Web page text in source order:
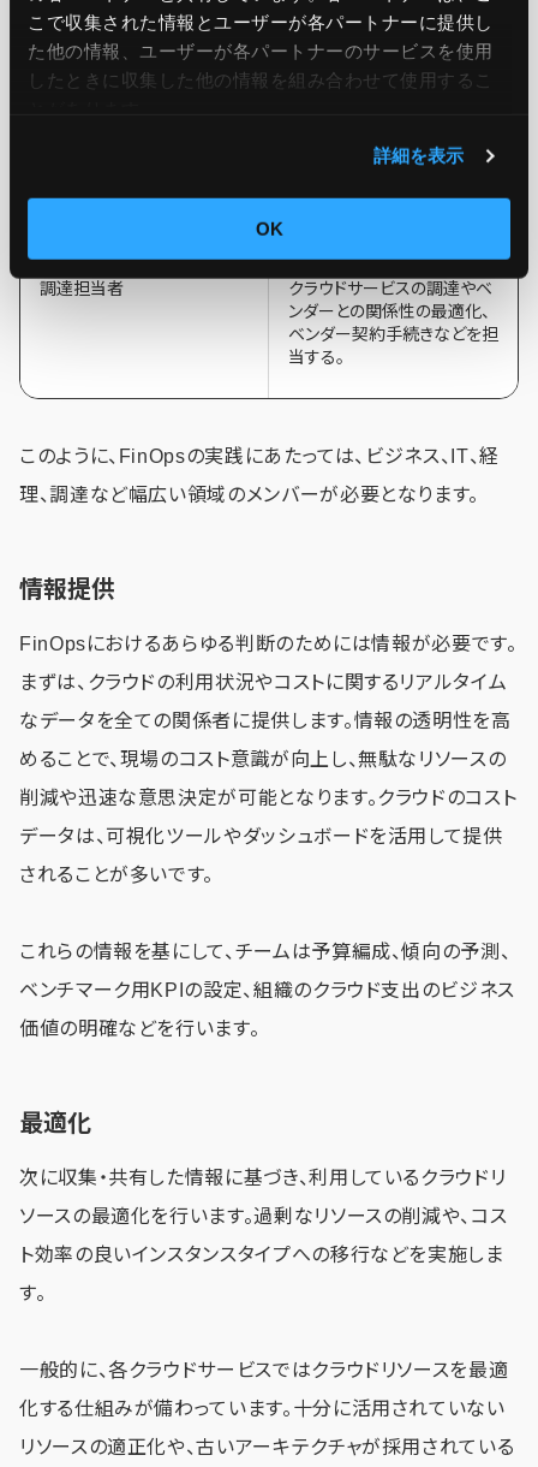
こで収集された情報とユーザーが各パートナーに提供し
た他の情報、ユーザーが各パートナーのサービスを使用
したときに収集した他の情報を組み合わせて使用​​するこ
詳細を表示
OK
率やパフォーマンスを高める
ための設計・管理を行う。
してクラウドコストを予測し、
調達担当者
クラウドサービスの調達やベ
ンダーとの関係性の最適化、
ベンダー契約手続きなどを担
当する。
このように、FinOpsの実践にあたっては、ビジネス、IT、経
理、調達など幅広い領域のメンバーが必要となります。
情報提供
FinOpsにおけるあらゆる判断のためには情報が必要です。
まずは、クラウドの利用状況やコストに関するリアルタイム
なデータを全ての関係者に提供します。情報の透明性を高
めることで、現場のコスト意識が向上し、無駄なリソースの
削減や迅速な意思決定が可能となります。クラウドのコスト
データは、可視化ツールやダッシュボードを活用して提供
されることが多いです。
これらの情報を基にして、チームは予算編成、傾向の予測、
ベンチマーク用KPIの設定、組織のクラウド支出のビジネス
価値の明確などを行います。
最適化
次に収集・共有した情報に基づき、利用しているクラウドリ
ソースの最適化を行います。過剰なリソースの削減や、コス
ト効率の良いインスタンスタイプへの移行などを実施しま
す。
一般的に、各クラウドサービスではクラウドリソースを最適
化する仕組みが備わっています。十分に活用されていない
リソースの適正化や、古いアーキテクチャが採用されている